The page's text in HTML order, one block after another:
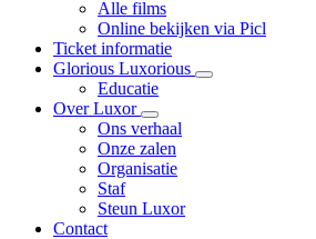
Alle films
Online bekijken via Picl
Ticket informatie
Glorious Luxorious
Educatie
Over Luxor
Ons verhaal
Onze zalen
Organisatie
Staf
Steun Luxor
Contact